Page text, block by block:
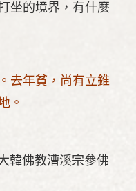
坐的境界，有什麼
去年貧，尚有立錐
。
韓佛教漕溪宗參佛